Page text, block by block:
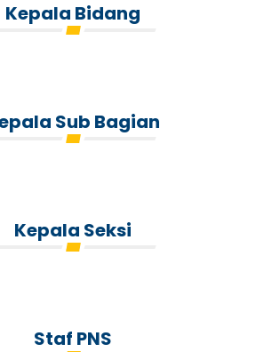
Kepala Bidang
Sub Bagian
Kepala Seksi
Staf PNS